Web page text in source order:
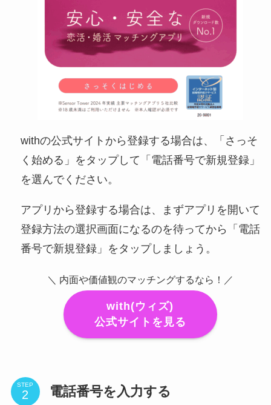
withの公式サイトから登録する場合は、「さっそ
く始める」をタップして「電話番号で新規登録」
を選んでください。
アプリから登録する場合は、まずアプリを開いて
登録方法の選択画面になるのを待ってから「電話
番号で新規登録」をタップしましょう。
＼ 内面や価値観のマッチングするなら！／
with(ウィズ)
公式サイトを見る
STEP 電話番号を入力する